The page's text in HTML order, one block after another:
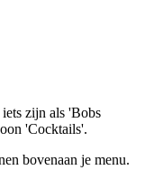
zijn als 'Bobs
'Cocktails'.
bovenaan je menu.